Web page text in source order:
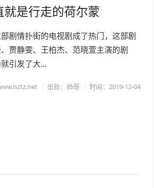
就是行走的荷尔蒙
剧情扑街的电视剧成了热门，这部剧
贾静雯、王柏杰、范晓萱主演的剧
引发了大...
出处：帅哥 时间：2019-12-04